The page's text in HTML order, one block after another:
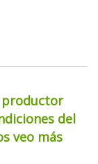
productor
del
veo más